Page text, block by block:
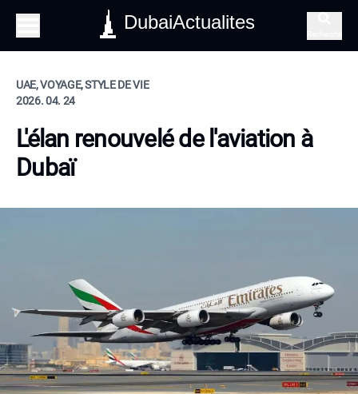
DubaiActualites
UAE, VOYAGE, STYLE DE VIE
2026. 04. 24
L'élan renouvelé de l'aviation à
Dubaï